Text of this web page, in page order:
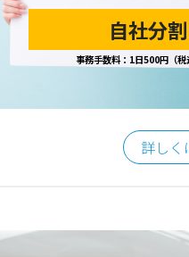
自社分
事務手数料：1日500円（
詳しく